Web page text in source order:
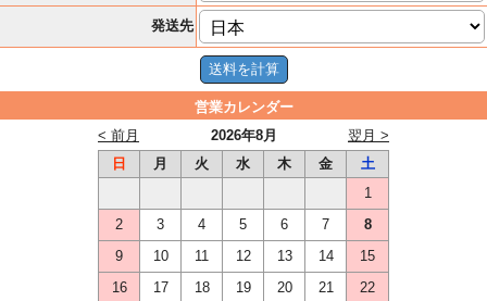
発送先
営業カレンダー
2026年8月
< 前月
翌月 >
日
月 火 水 木 金
土
1
2
3 4 5 6 7
8
9
10 11 12 13 14
15
16
17 18 19 20 21
22